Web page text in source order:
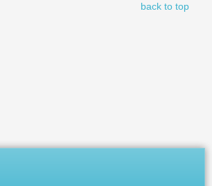
back to top